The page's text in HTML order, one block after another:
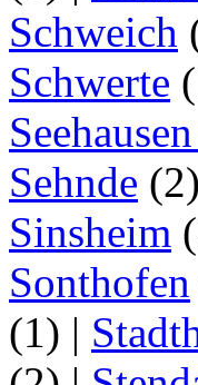
Schweich
Schwerte
Sehnde (2)
Sinsheim
Sonthofen
(1) |